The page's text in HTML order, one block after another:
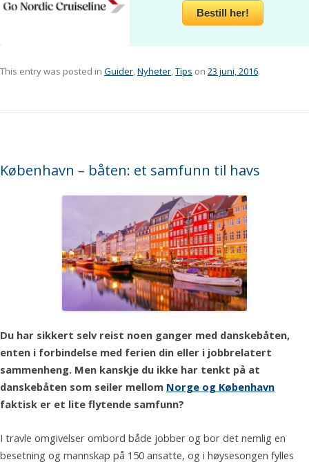
Bestill her!
This entry was posted in Guider,Nyheter,Tips on 23 juni, 2016.
København – båten: et samfunn til havs
Du har sikkert selv reist noen ganger med danskebåten,
enten i forbindelse med ferien din eller i jobbrelatert
sammenheng. Men kanskje du ikke har tenkt på at
danskebåten som seiler mellom Norge og København
faktisk er et lite flytende samfunn?
I travle omgivelser ombord både jobber og bor det nemlig en
besetning og mannskap på 150 ansatte, og i høysesongen fylles